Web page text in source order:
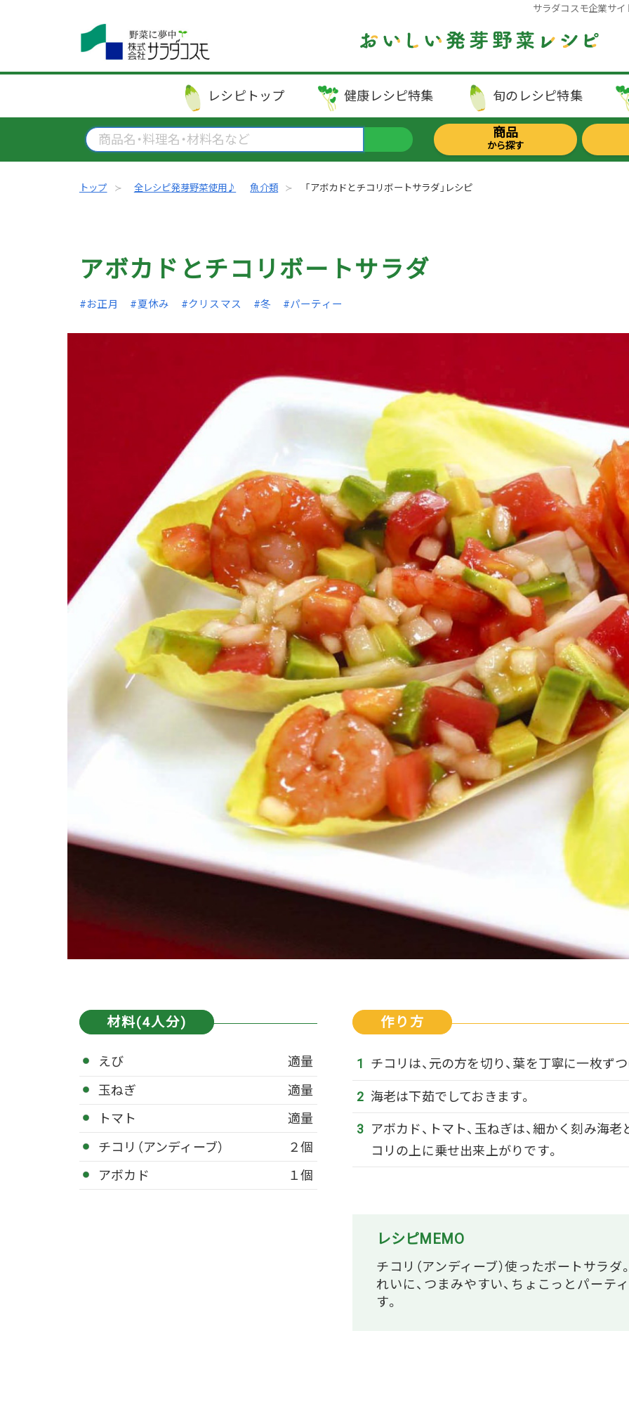
レシピ トップ 健康レシピ特集 旬のレシピ特集
サラダコスモ企業サイ
商品
から探す
トップ 全レシピ発芽野菜使用♪ 魚介類 「アボカドとチコリボートサラダ」レシピ
アボカドとチコリボートサラダ
#お正月 #夏休み #クリスマス #冬 #パーティー
材料(4人分)
えび
適量
玉ねぎ
適量
トマト
適量
チコリ（アンディーブ）
２個
アボカド
１個
作り方
チコリは、元の方を切り、葉を丁寧に一枚ずつ
海老は下茹でしておきます。
アボカド、トマト、玉ねぎは、細かく刻み海
コリの上に乗せ出来上がりです。
レシピMEMO
チコリ（アンディーブ）使ったボートサラダ
れいに、つまみやすい、ちょこっとパーテ
す。